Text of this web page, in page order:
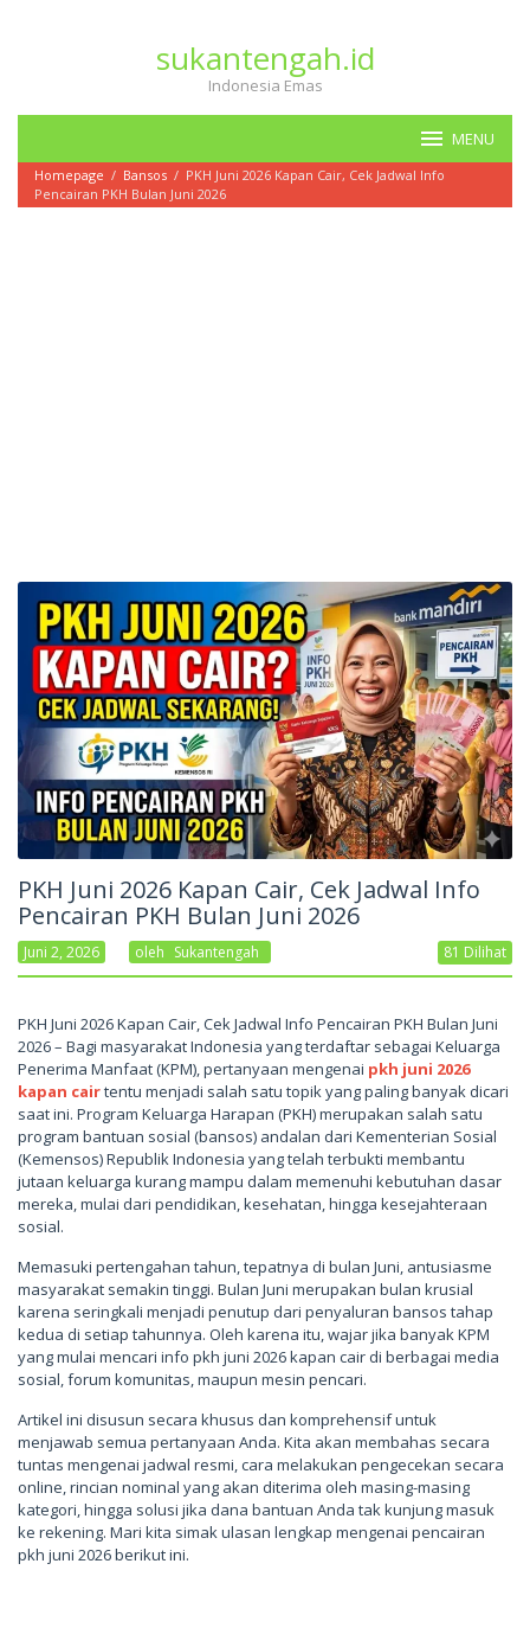
sukantengah.id
Indonesia Emas
MENU
Homepage / Bansos / PKH Juni 2026 Kapan Cair, Cek Jadwal Info
Pencairan PKH Bulan Juni 2026
PKH Juni 2026 Kapan Cair, Cek Jadwal Info
Pencairan PKH Bulan Juni 2026
Juni 2, 2026 Oleh Sukantengah 81 Dilihat
PKH Juni 2026 Kapan Cair, Cek Jadwal Info Pencairan PKH Bulan Juni
2026 – Bagi masyarakat Indonesia yang terdaftar sebagai Keluarga
Penerima Manfaat (KPM), pertanyaan mengenai pkh juni 2026
kapan cairtentu menjadi salah satu topik yang paling banyak dicari
saat ini. Program Keluarga Harapan (PKH) merupakan salah satu
program bantuan sosial (bansos) andalan dari Kementerian Sosial
(Kemensos) Republik Indonesia yang telah terbukti membantu
jutaan keluarga kurang mampu dalam memenuhi kebutuhan dasar
mereka, mulai dari pendidikan, kesehatan, hingga kesejahteraan
sosial.
Memasuki pertengahan tahun, tepatnya di bulan Juni, antusiasme
masyarakat semakin tinggi. Bulan Juni merupakan bulan krusial
karena seringkali menjadi penutup dari penyaluran bansos tahap
kedua di setiap tahunnya. Oleh karena itu, wajar jika banyak KPM
yang mulai mencari info pkh juni 2026 kapan cair di berbagai media
sosial, forum komunitas, maupun mesin pencari.
Artikel ini disusun secara khusus dan komprehensif untuk
menjawab semua pertanyaan Anda. Kita akan membahas secara
tuntas mengenai jadwal resmi, cara melakukan pengecekan secara
online, rincian nominal yang akan diterima oleh masing-masing
kategori, hingga solusi jika dana bantuan Anda tak kunjung masuk
ke rekening. Mari kita simak ulasan lengkap mengenai pencairan
pkh juni 2026 berikut ini.